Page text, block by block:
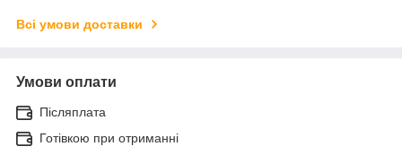
Всі умови доставки
Умови оплати
Післяплата
Готівкою при отриманні